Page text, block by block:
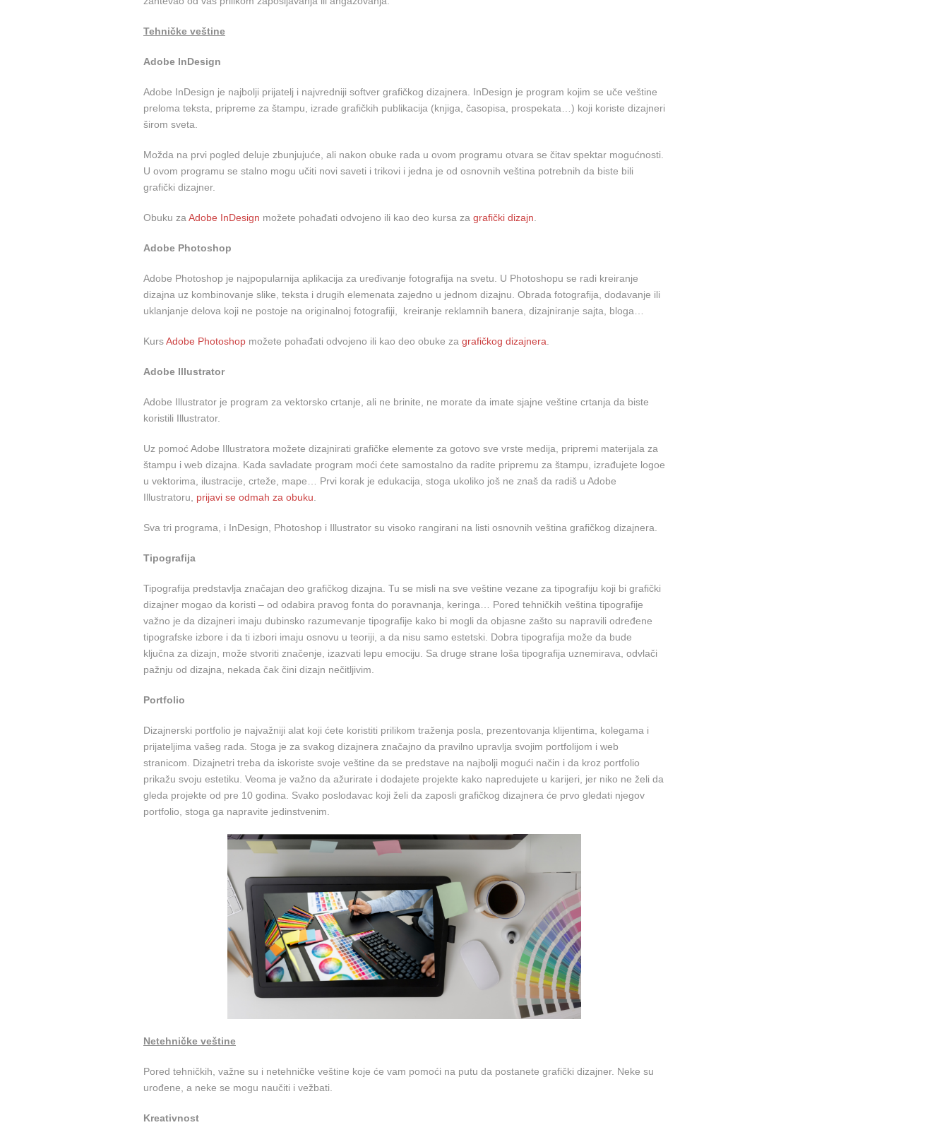
Tehničke veštine
Adobe InDesign
Adobe InDesign je najbolji prijatelj i najvredniji softver grafičkog dizajnera. InDesign je program kojim se uče veštine
preloma teksta, pripreme za štampu, izrade grafičkih publikacija (knjiga, časopisa, prospekata…) koji koriste dizajneri
širom sveta.
Možda na prvi pogled deluje zbunjujuće, ali nakon obuke rada u ovom programu otvara se čitav spektar mogućnosti.
U ovom programu se stalno mogu učiti novi saveti i trikovi i jedna je od osnovnih veština potrebnih da biste bili
grafički dizajner.
Obuku za Adobe InDesign možete pohađati odvojeno ili kao deo kursa za grafički dizajn
Adobe Photoshop
Adobe Photoshop je najpopularnija aplikacija za uređivanje fotografija na svetu. U Photoshopu se radi kreiranje
dizajna uz kombinovanje slike, teksta i drugih elemenata zajedno u jednom dizajnu. Obrada fotografija, dodavanje ili
uklanjanje delova koji ne postoje na originalnoj fotografiji, kreiranje reklamnih banera, dizajniranje sajta, bloga…
KursAdobe Photoshop možete pohađati odvojeno ili kao deo obuke za grafičkog dizajnera
Adobe Illustrator
Adobe Illustrator je program za vektorsko crtanje, ali ne brinite, ne morate da imate sjajne veštine crtanja da biste
koristili Illustrator.
Uz pomoć Adobe Illustratora možete dizajnirati grafičke elemente za gotovo sve vrste medija, pripremi materijala za
štampu i web dizajna. Kada savladate program moći ćete samostalno da radite pripremu za štampu, izrađujete logoe
u vektorima, ilustracije, crteže, mape… Prvi korak je edukacija, stoga ukoliko još ne znaš da radiš u Adobe
Illustratoru, prijavi se odmah za obuku
Sva tri programa, i InDesign, Photoshop i Illustrator su visoko rangirani na listi osnovnih veština grafičkog dizajnera.
Tipografija
Tipografija predstavlja značajan deo grafičkog dizajna. Tu se misli na sve veštine vezane za tipografiju koji bi grafički
dizajner mogao da koristi – od odabira pravog fonta do poravnanja, keringa… Pored tehničkih veština tipografije
važno je da dizajneri imaju dubinsko razumevanje tipografije kako bi mogli da objasne zašto su napravili određene
tipografske izbore i da ti izbori imaju osnovu u teoriji, a da nisu samo estetski. Dobra tipografija može da bude
ključna za dizajn, može stvoriti značenje, izazvati lepu emociju. Sa druge strane loša tipografija uznemirava, odvlači
pažnju od dizajna, nekada čak čini dizajn nečitljivim.
Portfolio
Dizajnerski portfolio je najvažniji alat koji ćete koristiti prilikom traženja posla, prezentovanja klijentima, kolegama i
prijateljima vašeg rada. Stoga je za svakog dizajnera značajno da pravilno upravlja svojim portfolijom i web
stranicom. Dizajnetri treba da iskoriste svoje veštine da se predstave na najbolji mogući način i da kroz portfolio
prikažu svoju estetiku. Veoma je važno da ažurirate i dodajete projekte kako napredujete u karijeri, jer niko ne želi da
gleda projekte od pre 10 godina. Svako poslodavac koji želi da zaposli grafičkog dizajnera će prvo gledati njegov
portfolio, stoga ga napravite jedinstvenim.
Netehničke veštine
Pored tehničkih, važne su i netehničke veštine koje će vam pomoći na putu da postanete grafički dizajner. Neke su
urođene, a neke se mogu naučiti i vežbati.
Kreativnost